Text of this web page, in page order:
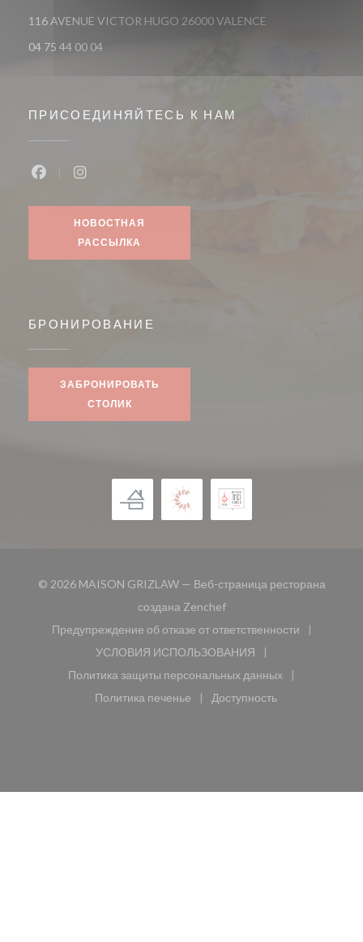
116 AVENUE VICTOR HUGO 26000 VALENCE
04 75 44 00 04
ПРИСОЕДИНЯЙТЕСЬ К НАМ
НОВОСТНАЯ
РАССЫЛКА
БРОНИРОВАНИЕ
ЗАБРОНИРОВАТЬ
СТОЛИК
© 2026 MAISON GRIZLAW — Веб-страница ресторана
создана Zenchef((открывается в новом
Предупреждение об отказе от ответственности
((открывается в новом окне))
УСЛОВИЯ ИСПОЛЬЗОВАНИЯ
((открывается в новом окне))
Политика защиты персональных данных
((открывается в новом окне))
Политика печенье
((открывается в новом окне))
Доступность